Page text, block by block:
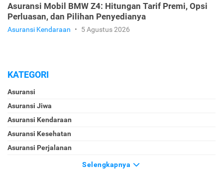
Asuransi Mobil BMW Z4: Hitungan Tarif Premi, Opsi
Perluasan, dan Pilihan Penyedianya
Asuransi Kendaraan • 5 Agustus 2026
KATEGORI
Asuransi
Asuransi Jiwa
Asuransi Kendaraan
Asuransi Kesehatan
Asuransi Perjalanan
Selengkapnya